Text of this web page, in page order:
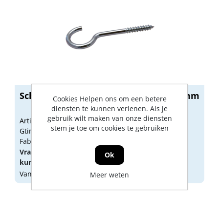
Schroefhaak verzinkt HD 3.45 x 30/50mm
Artikelnummer: 1010609
Gtin: 8712547015011
Fabrikant artikel nummer: 11350501020
Vraag een
aan oflog in
kunnen zien.
Vandaag besteld, morgen geleverd
Cookies Helpen ons om een betere
diensten te kunnen verlenen. Als je
gebruik wilt maken van onze diensten
stem je toe om cookies te gebruiken
Ok
Meer weten